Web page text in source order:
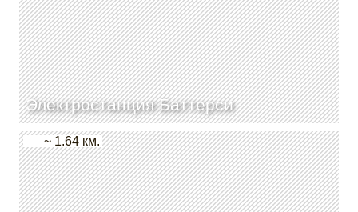
Электростанция Баттерси
~ 1.64 км.